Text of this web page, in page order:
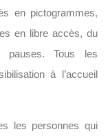
en pictogrammes,
en libre accès, du
pauses. Tous les
à l’accueil
les personnes qui